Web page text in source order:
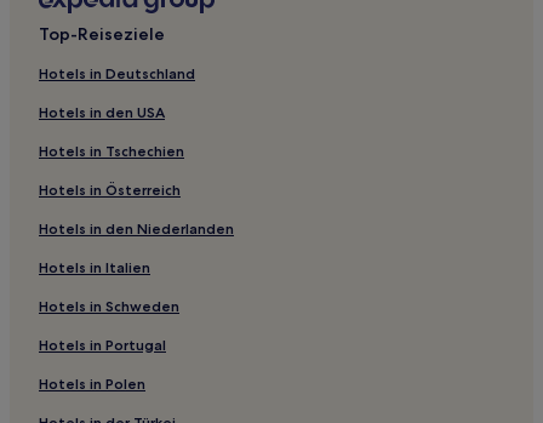
Hotels nahe Prince George Wharf
Hotels nahe Junkanoo Beach
Hotels nahe Paradise Island
Westward Villen Unterteilung: Hotels
Jubilee Subdivision: Hotels
Hotels nahe Strohmarkt
The Grove: Hotels
Hotels nahe Queen Elizabeth Sports Center
Hotels nahe Lake Killarney
Colony Estates: Hotels
Top-Reiseziele
Hotels in Deutschland
Hotels in den USA
Hotels in Tschechien
Hotels in Österreich
Hotels in den Niederlanden
Hotels in Italien
Hotels in Schweden
Hotels in Portugal
Hotels in Polen